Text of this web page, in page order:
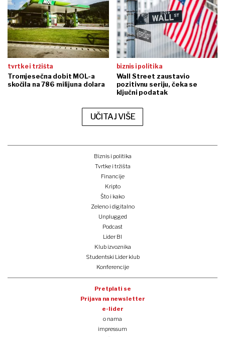
tvrtke i tržišta
Tromjesečna dobit MOL-a
skočila na 786 milijuna dolara
biznis i politika
Wall Street zaustavio
pozitivnu seriju, čeka se
ključni podatak
UČITAJ VIŠE
Biznis i politika
Tvrtke i tržišta
Financije
Kripto
Što i kako
Zeleno i digitalno
Unplugged
Podcast
Lider BI
Klub izvoznika
Studentski Lider klub
Konferencije
Pretplati se
Prijava na newsletter
e-lider
o nama
impressum